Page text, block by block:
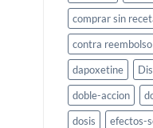
comprar sin
contra reembolso
dapoxetine
doble-accion
dosis
efectos-